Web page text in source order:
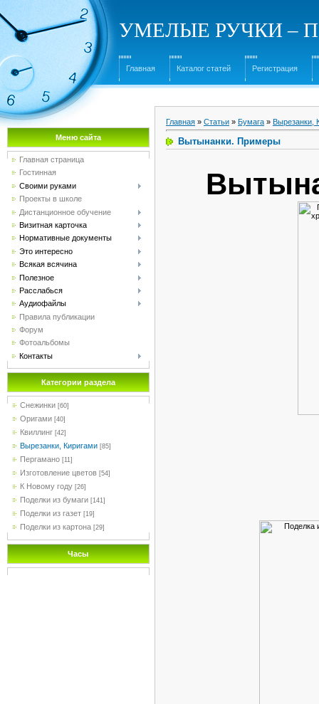
УМЕЛЫЕ РУЧКИ –
Главная Каталог статей Регистрация
Меню сайта
Главная страница
Гостинная
Своими руками
Проекты в школе
Дистанционное обучение
Визитная карточка
Нормативные документы
Это интересно
Всякая всячина
Полезное
Расслабься
Аудиофайлы
Правила публикации
Форум
Фотоальбомы
Контакты
Категории раздела
Снежинки [60]
Оригами [40]
Квиллинг [42]
Вырезанки, Киригами [85]
Пергамано [11]
Изготовление цветов [54]
К Новому году [26]
Поделки из бумаги [141]
Поделки из газет [19]
Поделки из картона [29]
Часы
Главная » Статьи » Бумага » Вырезанки,
Вытынанки. Примеры